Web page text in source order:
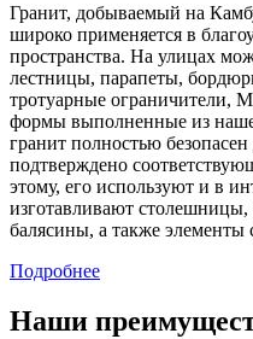
Гранит, добываемый на
широко применяется в
пространства. На улицах
лестницы, парапеты,
тротуарные ограничители,
формы выполненные из
гранит полностью безопасен
подтверждено
этому, его используют и в
изготавливают
балясины, а также элементы
Подробнее
Наши